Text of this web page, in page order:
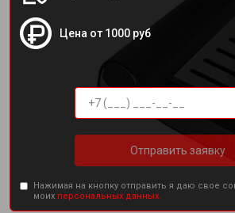
Цена от 1000 руб
Отправить заявку
Нажимая на кнопку отправить я даю свое
моих персональных данных.